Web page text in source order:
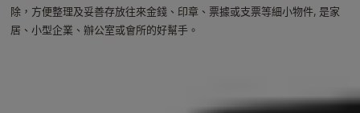
除，方便整理及妥善存放往來金錢、印章、票據或支票等細小物件, 是家
居、小型企業、辦公室或會所的好幫手。